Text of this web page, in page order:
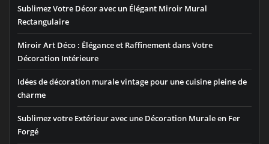
Sublimez Votre Décor avec un Élégant Miroir Mural
Rectangulaire
Miroir Art Déco : Élégance et Raffinement dans Votre
Décoration Intérieure
Idées de décoration murale vintage pour une cuisine pleine de
charme
Sublimez votre Extérieur avec une Décoration Murale en Fer
Forgé